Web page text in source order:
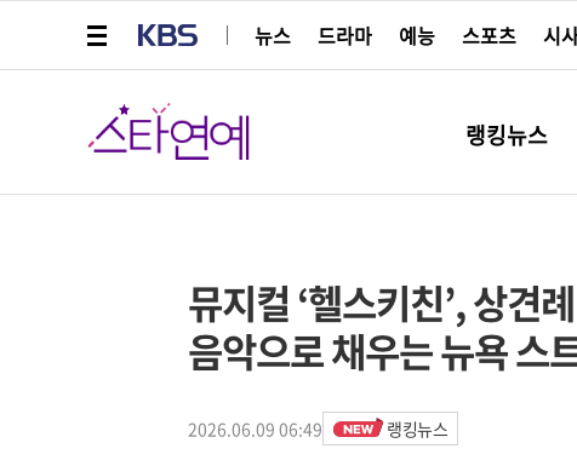
뉴스
드라마 예능 스포츠 시
스타연예
랭킹뉴스
뮤지컬 ‘헬스키친’, 상견
음악으로 채우는 뉴욕 스
2026.06.09 06:49 랭킹뉴스
페이스북
트위터
네이버
URL복사
글씨 작게보기
글씨 크게보기